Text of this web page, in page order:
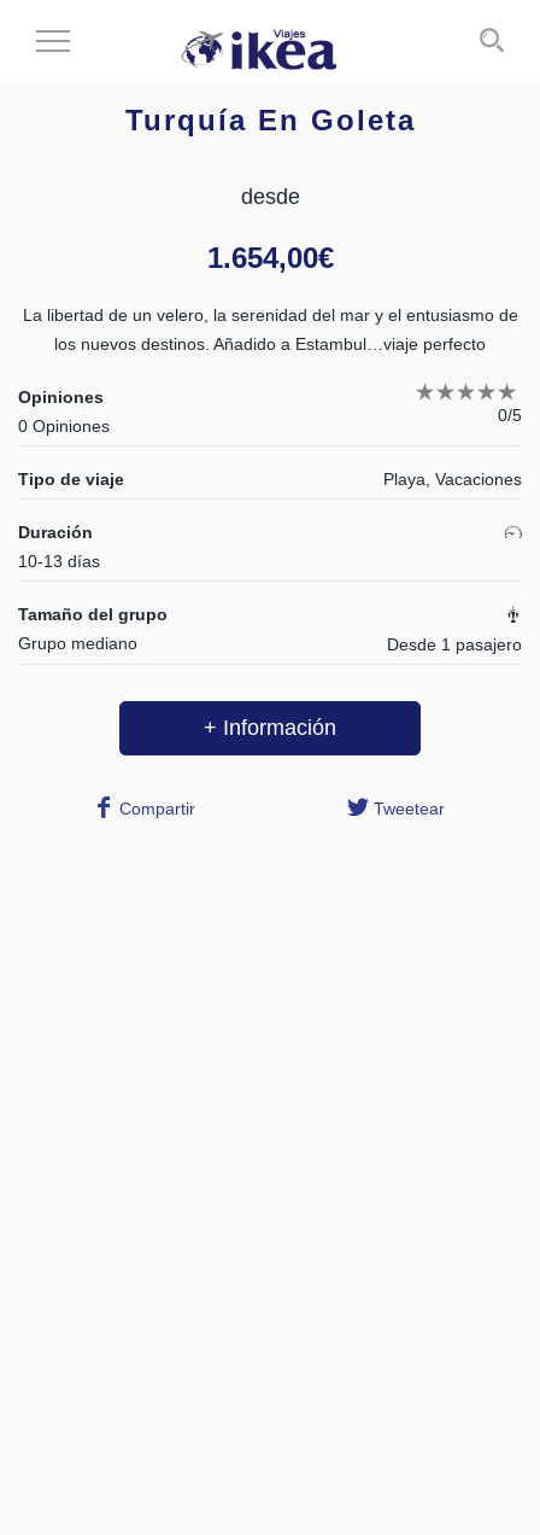
Cambiar
Turquía En Goleta
desde
1.654,00€
La libertad de un velero, la serenidad del mar y el entusiasmo de
los nuevos destinos. Añadido a Estambul…viaje perfecto
Opiniones
0 Opiniones
0/5
Tipo de viaje Playa, Vacaciones
Duración
10-13 días
Tamaño del grupo
Grupo mediano
Desde 1 pasajero
+ Información
Compartir Tweetear